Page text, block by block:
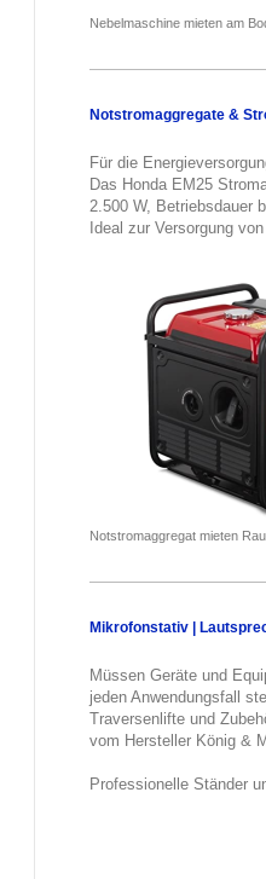
Nebelmaschine mieten am
Notstromaggregate &
Für die
Das Honda EM25
2.500 W, Betriebsdauer
Ideal zur Versorgung
Notstromaggregat mieten
Mikrofonstativ |
Müssen Geräte und
jeden Anwendungsfall
Traversenlifte und
vom Hersteller König &
Professionelle Ständer